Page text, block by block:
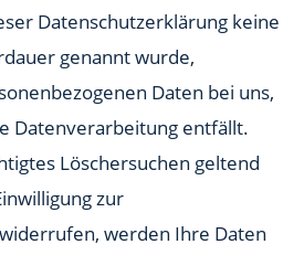
Datenschutzerklärung keine
genannt wurde,
Daten bei uns,
Datenverarbeitung entfällt.
Löschersuchen geltend
zur
werden Ihre Daten